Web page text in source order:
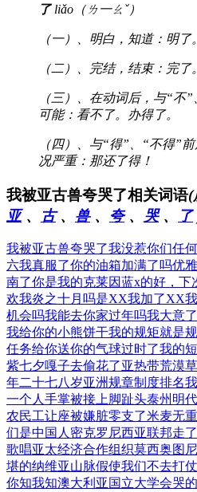
了liǎo（ㄌ一ㄠˇ）
（一）、明白，知道：明了
（二）、完结，结束：完了
（三）、在动词后，与“不
可能：看不了。办得了。
（四）、与“得”、“不得”
况严重：那还了得！
我被亚古兽夸哭了相关词语(
亚、 古、 兽、 夸、 哭、 了
我被亚古兽夸哭了我没惹你们任
六我真服了你的油箱加满了吗优
南了你是我的克莱因蓝x的好，下
欢我炎之十月吗是XX我加了XX
机会吗我能去你家过年吗我大意
我给你的小熊饼干我的规矩就是
任务给你送你的气球过时了我的
紫七夕嘎子去偷花了亚热带荒漠
年二十七八岁亚洲规章制度排名
一个人 手掌被接上脚趾头泰州明
农民工让座被嫌脏零支了米麦无
们是中国人 密克罗尼西亚联邦走
歌唱亚太经济合作组织莫西奥图
堪的纳维亚山脉假使我们不去打仗
你知我知澳大利亚国立大学会哭